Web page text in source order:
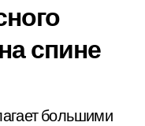
спине
большими